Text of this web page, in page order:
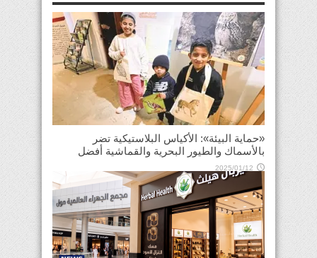
«حماية البيئة»: الأكياس البلاستيكية تضر
بالأسماك والطيور البحرية والقماشية أفضل
2025/01/12